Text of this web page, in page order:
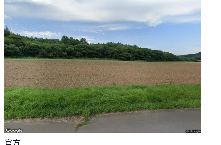
官方